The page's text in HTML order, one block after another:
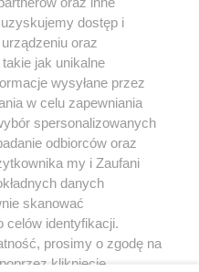
może być powielany i
w jakikolwiek sposób (w
na jakimkolwiek polu
z umieszczaniem w Internecie
użycie lub
części z naruszeniem prawa, tzn.
groźbą kary i może być ścigane
dostęp i
oraz
jak unikalne
wysyłane przez
w celu zapewniania
spersonalizowanych
odbiorców oraz
my i Zaufani
danych
skanować
identyfikacji.
prosimy o zgodę na
kliknięcie